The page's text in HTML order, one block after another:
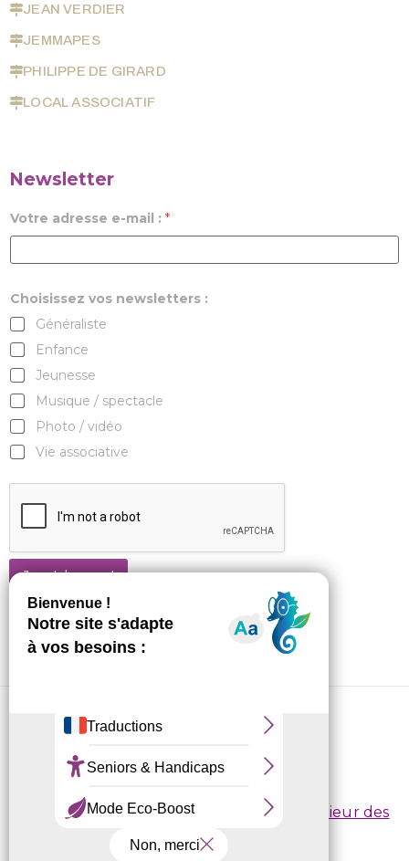
JEAN VERDIER
JEMMAPES
PHILIPPE DE GIRARD
LOCAL ASSOCIATIF
Newsletter
Votre adresse e-mail : *
Choisissez vos newsletters :
Généraliste
Enfance
Jeunesse
Musique / spectacle
Photo / vidéo
Vie associative
Je m'abonne !
Conditions d’inscription/
Règlement intérieur des
centres